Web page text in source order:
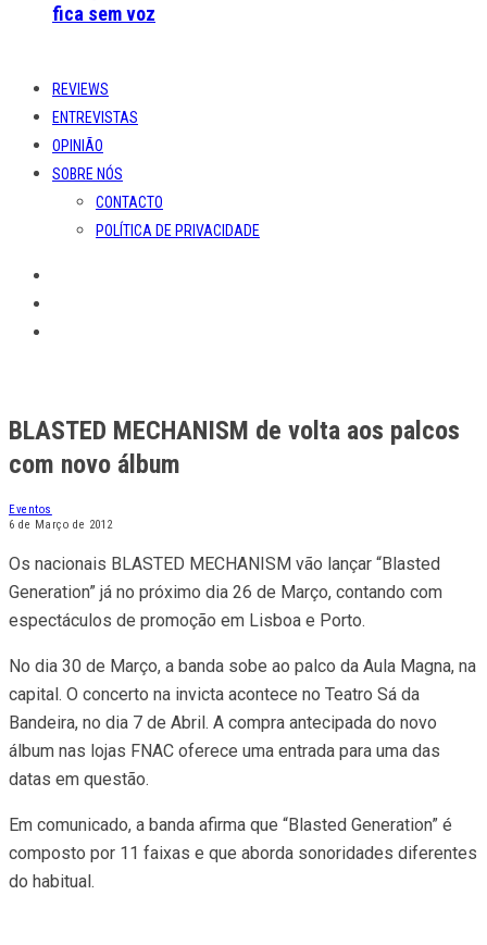
fica sem voz
REVIEWS
ENTREVISTAS
OPINIÃO
SOBRE NÓS
CONTACTO
POLÍTICA DE PRIVACIDADE
BLASTED MECHANISM de volta aos palcos
com novo álbum
Eventos
6 de Março de 2012
Os nacionais BLASTED MECHANISM vão lançar “Blasted
Generation” já no próximo dia 26 de Março, contando com
espectáculos de promoção em Lisboa e Porto.
No dia 30 de Março, a banda sobe ao palco da Aula Magna, na
capital. O concerto na invicta acontece no Teatro Sá da
Bandeira, no dia 7 de Abril. A compra antecipada do novo
álbum nas lojas FNAC oferece uma entrada para uma das
datas em questão.
Em comunicado, a banda afirma que “Blasted Generation” é
composto por 11 faixas e que aborda sonoridades diferentes
do habitual.